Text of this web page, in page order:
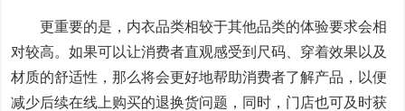
更重要的是，内衣品类相较于其他品类的体验要求会相
对较高。如果可以让消费者直观感受到尺码、穿着效果以及
材质的舒适性，那么将会更好地帮助消费者了解产品，以便
减少后续在线上购买的退换货问题，同时，门店也可及时获